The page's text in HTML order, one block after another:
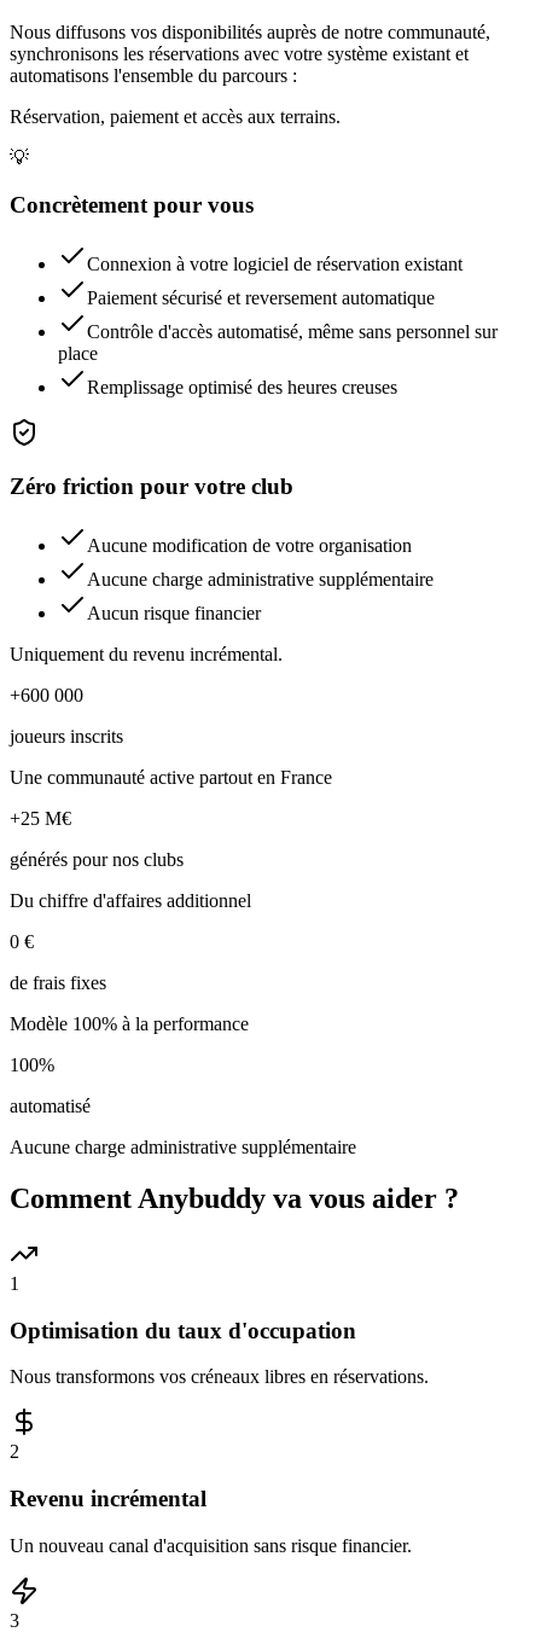
Nous diffusons vos disponibilités auprès de notre communauté,
synchronisons les réservations avec votre système existant et
automatisons l'ensemble du parcours :
Réservation, paiement et accès aux terrains.
💡
Concrètement pour vous
Connexion à votre logiciel de réservation existant
Paiement sécurisé et reversement automatique
Contrôle d'accès automatisé, même sans personnel sur
place
Remplissage optimisé des heures creuses
Zéro friction pour votre club
Aucune modification de votre organisation
Aucune charge administrative supplémentaire
Aucun risque financier
Uniquement du revenu incrémental.
+600 000
joueurs inscrits
Une communauté active partout en France
+25 M€
générés pour nos clubs
Du chiffre d'affaires additionnel
0 €
de frais fixes
Modèle 100% à la performance
100%
automatisé
Aucune charge administrative supplémentaire
Comment Anybuddy va vous aider ?
1
Optimisation du taux d'occupation
Nous transformons vos créneaux libres en réservations.
2
Revenu incrémental
Un nouveau canal d'acquisition sans risque financier.
3